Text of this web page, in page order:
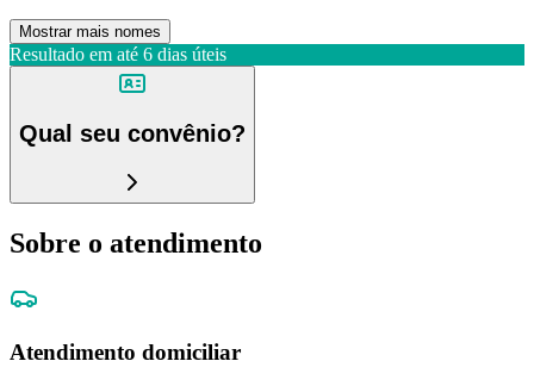
Mostrar mais nomes
Resultado em até 6 dias úteis
Qual seu convênio?
Sobre o atendimento
Atendimento domiciliar